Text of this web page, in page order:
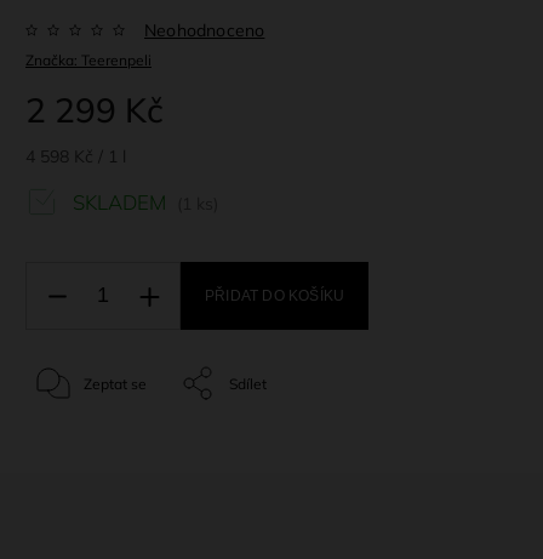
Značka: Teerenpeli
Neohodnoceno
2 299 Kč
4 598 Kč / 1 l
SKLADEM
PŘIDAT DO KOŠÍKU
Zeptat se Sdílet